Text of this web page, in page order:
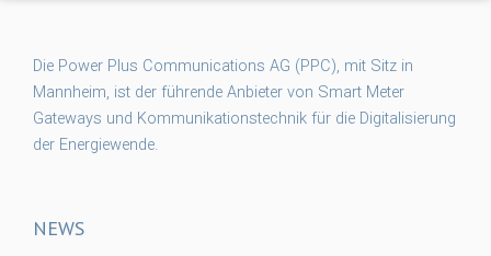
Die Power Plus Communications AG (PPC), mit Sitz in
Mannheim, ist der führende Anbieter von Smart Meter
Gateways und Kommunikationstechnik für die Digitalisierung
der Energiewende.
NEWS